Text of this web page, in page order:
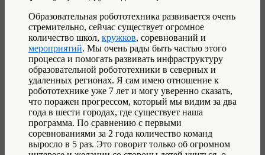
Образовательная робототехника развивается очень
стремительно, сейчас существует огромное
количество школ, кружков, соревнований и
мероприятий. Мы очень рады быть частью этого
процесса и помогать развивать инфраструктуру
образовательной робототехники в северных и
удаленных регионах. Я сам имею отношение к
робототехнике уже 7 лет и могу уверенно сказать,
что поражен прогрессом, который мы видим за два
года в шести городах, где существует наша
программа. По сравнению с первыми
соревнованиями за 2 года количество команд
выросло в 5 раз. Это говорит только об огромном